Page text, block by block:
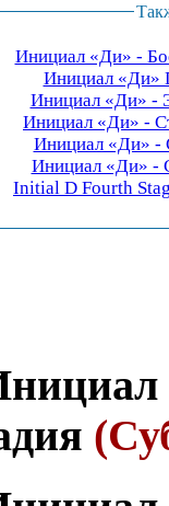
Инициал «Ди» -
Инициал «Ди»
Инициал «Ди» -
Инициал «Ди» -
Инициал «Ди» -
Инициал «Ди» -
Initial D Fourth